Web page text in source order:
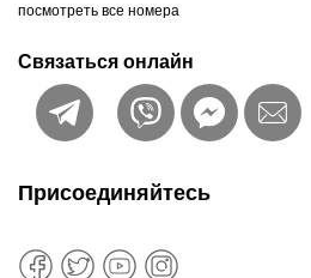
посмотреть все номера
Связаться онлайн
Присоединяйтесь